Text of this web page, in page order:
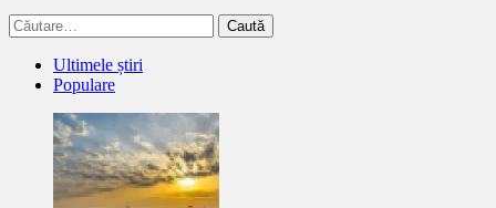
Caută
după:
Ultimele știri
Populare